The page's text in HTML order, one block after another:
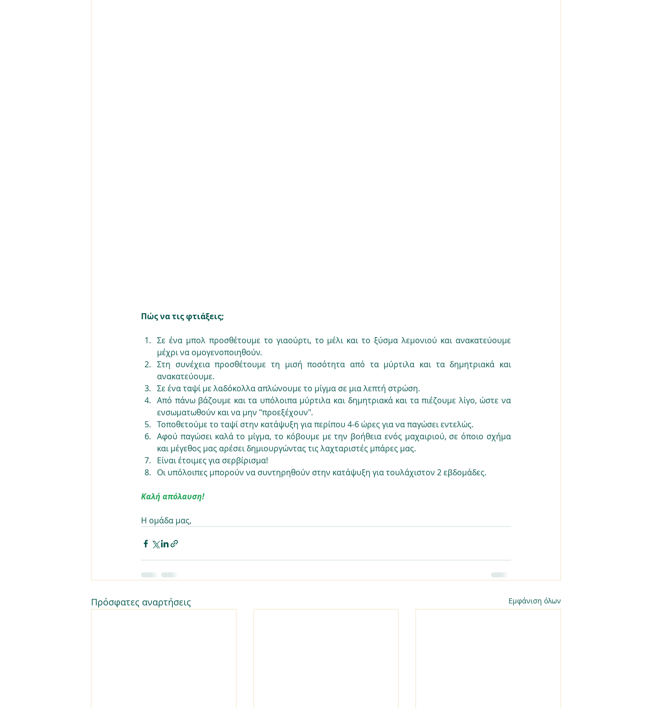
Πώς να τις φτιάξεις;
Σε ένα μπολ προσθέτουμε το γιαούρτι, το μέλι και το ξύσμα λεμονιού και ανακατεύουμε
μέχρι να ομογενοποιηθούν.
Στη συνέχεια προσθέτουμε τη μισή ποσότητα από τα μύρτιλα και τα δημητριακά και
ανακατεύουμε.
Σε ένα ταψί με λαδόκολλα απλώνουμε το μίγμα σε μια λεπτή στρώση.
Από πάνω βάζουμε και τα υπόλοιπα μύρτιλα και δημητριακά και τα πιέζουμε λίγο, ώστε να
ενσωματωθούν και να μην "προεξέχουν".
Τοποθετούμε το ταψί στην κατάψυξη για περίπου 4-6 ώρες για να παγώσει εντελώς.
Αφού παγώσει καλά το μίγμα, το κόβουμε με την βοήθεια ενός μαχαιριού, σε όποιο σχήμα
και μέγεθος μας αρέσει δημιουργώντας τις λαχταριστές μπάρες μας.
Είναι έτοιμες για σερβίρισμα!
Οι υπόλοιπες μπορούν να συντηρηθούν στην κατάψυξη για τουλάχιστον 2 εβδομάδες.
Καλή απόλαυση!
Η ομάδα μας,
Πρόσφατες αναρτήσεις Εμφάνιση όλων